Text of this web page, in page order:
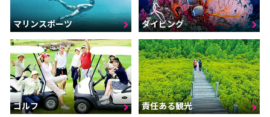
マリンスポーツ ダイビング
ゴルフ 責任ある観光